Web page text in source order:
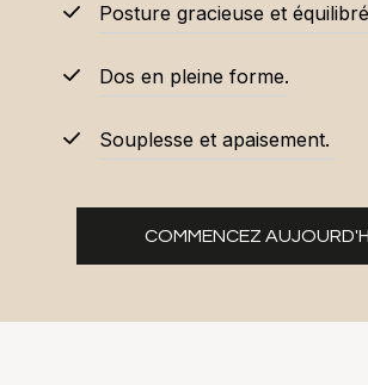
Posture gracieuse et
Dos en pleine forme.
Souplesse et apaisement.
COMMENCEZ